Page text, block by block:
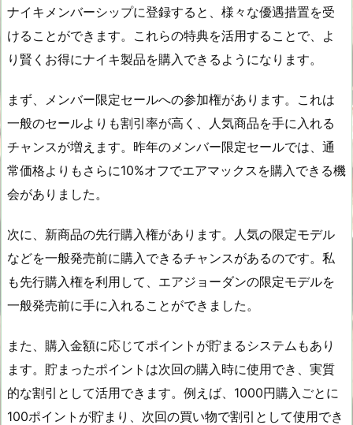
ナイキメンバーシップに登録すると、様々な優遇措置を受
けることができます。これらの特典を活用することで、よ
り賢くお得にナイキ製品を購入できるようになります。
まず、メンバー限定セールへの参加権があります。これは
一般のセールよりも割引率が高く、人気商品を手に入れる
チャンスが増えます。昨年のメンバー限定セールでは、通
常価格よりもさらに10%オフでエアマックスを購入できる機
会がありました。
次に、新商品の先行購入権があります。人気の限定モデル
などを一般発売前に購入できるチャンスがあるのです。私
も先行購入権を利用して、エアジョーダンの限定モデルを
一般発売前に手に入れることができました。
また、購入金額に応じてポイントが貯まるシステムもあり
ます。貯まったポイントは次回の購入時に使用でき、実質
的な割引として活用できます。例えば、1000円購入ごとに
100ポイントが貯まり、次回の買い物で割引として使用でき